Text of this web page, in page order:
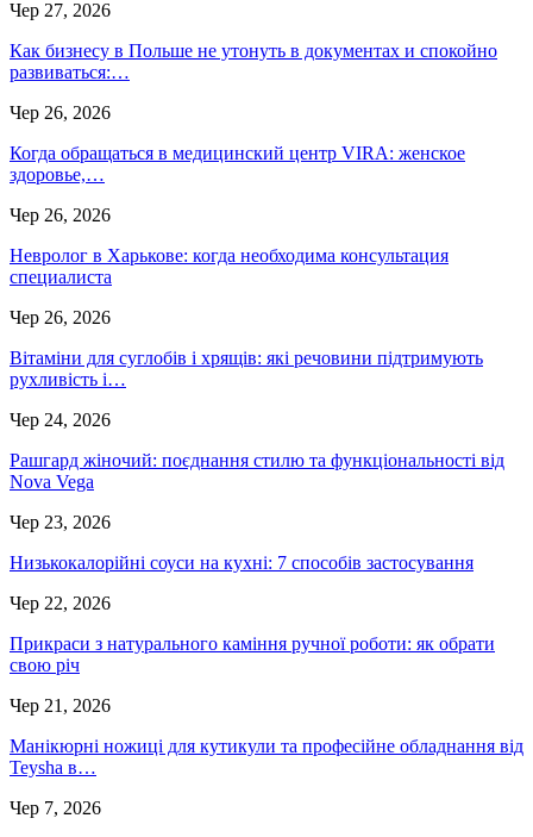
Чер 27, 2026
Как бизнесу в Польше не утонуть в документах и спокойно
развиваться:…
Чер 26, 2026
Когда обращаться в медицинский центр VIRA: женское
здоровье,…
Чер 26, 2026
Невролог в Харькове: когда необходима консультация
специалиста
Чер 26, 2026
Вітаміни для суглобів і хрящів: які речовини підтримують
рухливість і…
Чер 24, 2026
Рашгард жіночий: поєднання стилю та функціональності від
Nova Vega
Чер 23, 2026
Низькокалорійні соуси на кухні: 7 способів застосування
Чер 22, 2026
Прикраси з натурального каміння ручної роботи: як обрати
свою річ
Чер 21, 2026
Манікюрні ножиці для кутикули та професійне обладнання від
Teysha в…
Чер 7, 2026